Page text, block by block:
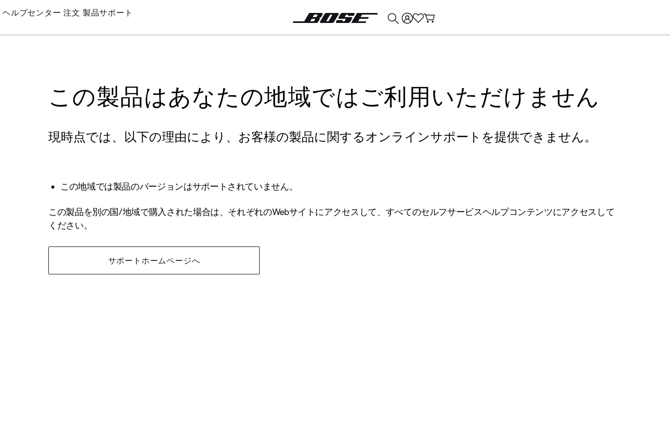
Skip
Main
ヘルプセンター 注文 製品サポート
この製品はあなたの地域ではご利用いただけません
現時点では、以下の理由により、お客様の製品に関するオンラインサポートを提供できません。
この地域では製品のバージョンはサポートされていません。
この製品を別の国/地域で購入された場合は、それぞれのWebサイトにアクセスして、すべてのセルフサービスヘルプコンテンツにアクセスして
ください。
サポートホームページへ